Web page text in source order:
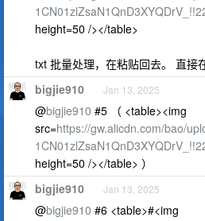
height=50 /></table>
txt 批量处理，在粘贴回去。 直接
bigjie910 Jan 13, 2025
@bigjie910 #5 （ <table><img
src=https://gw.alicdn.com/bao/
height=50 /></table> ）
bigjie910 Jan 13, 2025
@bigjie910 #6 <table>#<img